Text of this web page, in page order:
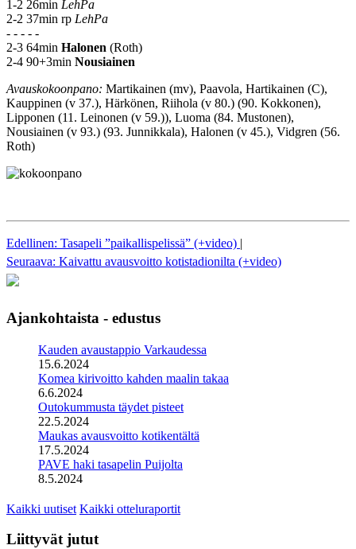
1-2 26min LehPa
2-2 37min rp LehPa
- - - - -
2-3 64min Halonen (Roth)
2-4 90+3min Nousiainen
Avauskokoonpano: Martikainen (mv), Paavola, Hartikainen (C),
Kauppinen (v 37.), Härkönen, Riihola (v 80.) (90. Kokkonen),
Lipponen (11. Leinonen (v 59.)), Luoma (84. Mustonen),
Nousiainen (v 93.) (93. Junnikkala), Halonen (v 45.), Vidgren (56.
Roth)
Edellinen: Tasapeli ”paikallispelissä” (+video) |
Seuraava: Kaivattu avausvoitto kotistadionilta (+video)
Ajankohtaista - edustus
Kauden avaustappio Varkaudessa
15.6.2024
Komea kirivoitto kahden maalin takaa
6.6.2024
Outokummusta täydet pisteet
22.5.2024
Maukas avausvoitto kotikentältä
17.5.2024
PAVE haki tasapelin Puijolta
8.5.2024
Kaikki uutiset Kaikki otteluraportit
Liittyvät jutut